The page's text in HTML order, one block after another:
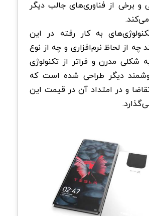
برخی از فناوری‌های جالب دیگر
به کار رفته در این
از لحاظ نرم‌افزاری و چه از نوع
شکلی مدرن و فراتر از تکنولوژی
دیگر طراحی شده است که
و در امتداد آن در قیمت این